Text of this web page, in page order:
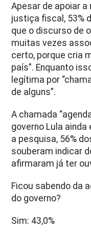
Apesar de apoiar
justiça fiscal, 53%
que o discurso de
muitas vezes
certo, porque cria
país”. Enquanto
legítima por
de alguns”.
A chamada
governo Lula
a pesquisa, 56%
souberam indicar
afirmaram já ter
Ficou sabendo da
do governo?
Sim: 43,0%